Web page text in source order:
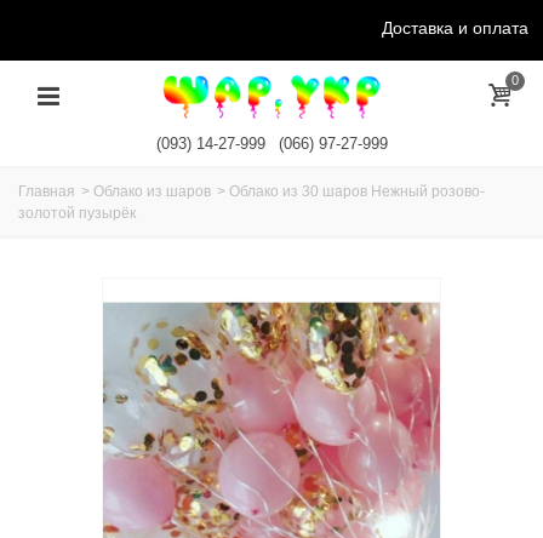
Доставка и оплата
0
(093) 14-27-999 (066) 97-27-999
Главная > Облако из шаров > Облако из 30 шаров Нежный розово-
золотой пузырёк